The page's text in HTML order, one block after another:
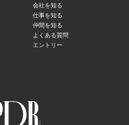
会社を知る
仕事を知る
仲間を知る
よくある質問
エントリー